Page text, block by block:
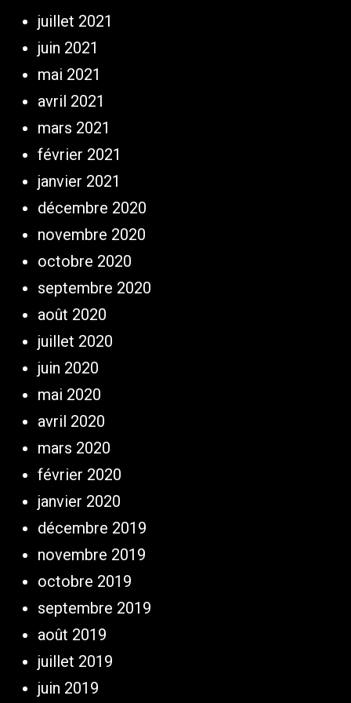
juillet 2021
juin 2021
mai 2021
avril 2021
mars 2021
février 2021
janvier 2021
décembre 2020
novembre 2020
octobre 2020
septembre 2020
août 2020
juillet 2020
juin 2020
mai 2020
avril 2020
mars 2020
février 2020
janvier 2020
décembre 2019
novembre 2019
octobre 2019
septembre 2019
août 2019
juillet 2019
juin 2019